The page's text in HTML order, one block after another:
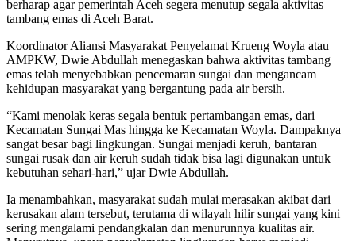
berharap agar pemerintah Aceh segera menutup segala aktivitas
tambang emas di Aceh Barat.
Koordinator Aliansi Masyarakat Penyelamat Krueng Woyla atau
AMPKW, Dwie Abdullah menegaskan bahwa aktivitas tambang
emas telah menyebabkan pencemaran sungai dan mengancam
kehidupan masyarakat yang bergantung pada air bersih.
“Kami menolak keras segala bentuk pertambangan emas, dari
Kecamatan Sungai Mas hingga ke Kecamatan Woyla. Dampaknya
sangat besar bagi lingkungan. Sungai menjadi keruh, bantaran
sungai rusak dan air keruh sudah tidak bisa lagi digunakan untuk
kebutuhan sehari-hari,” ujar Dwie Abdullah.
Ia menambahkan, masyarakat sudah mulai merasakan akibat dari
kerusakan alam tersebut, terutama di wilayah hilir sungai yang kini
sering mengalami pendangkalan dan menurunnya kualitas air.